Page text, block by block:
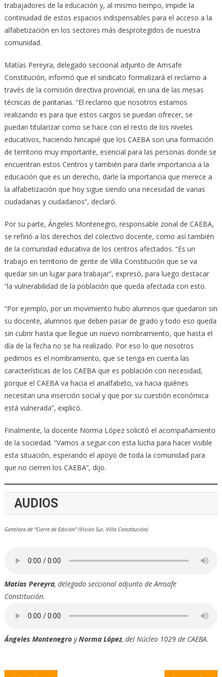
trabajadores de la educación y, al mismo tiempo, impide la
continuidad de estos espacios indispensables para el acceso a la
alfabetización en los sectores más desprotegidos de nuestra
comunidad.
Matías Pereyra, delegado seccional adjunto de Amsafe
Constitución, informó que el sindicato formalizará el reclamo a
través de la comisión directiva provincial, en una de las mesas
técnicas de paritarias. “El reclamo que nosotros estamos
realizando es para que estos cargos se puedan ofrecer, se
puedan titularizar como se hace con el resto de los niveles
educativos, haciendo hincapié que los CAEBA son una formación
de territorio muy importante, esencial para las personas donde se
encuentran estos Centros y también para darle importancia a la
educación que es un derecho, darle la importancia que merece a
la alfabetización que hoy sigue siendo una necesidad de varias
ciudadanas y ciudadanos”, declaró.
Por su parte, Ángeles Montenegro, responsable zonal de CAEBA,
se refirió a los derechos del colectivo docente, como así también
de la comunidad educativa de los centros afectados. “Es un
trabajo en territorio de gente de Villa Constitución que se va
quedar sin un lugar para trabajar”, expresó, para luego destacar
“la vulnerabilidad de la población que queda afectada con esto.
“Por ejemplo, por un movimiento hubo alumnos que quedaron sin
su docente, alumnos que deben pasar de grado y todo eso queda
sin cubrir hasta que llegue un nuevo nombramiento, que hasta el
día de la fecha no se ha realizado. Por eso lo que nosotros
pedimos es el nombramiento, que se tenga en cuenta las
características de los CAEBA que es población con necesidad,
porque el CAEBA va hacia el analfabeto, va hacia quiénes
necesitan una inserción social y que por su cuestión económica
está vulnerada”, explicó.
Finalmente, la docente Norma López solicitó el acompañamiento
de la sociedad. “Vamos a seguir con esta lucha para hacer visible
esta situación, esperando el apoyo de toda la comunidad para
que no cierren los CAEBA”, dijo.
AUDIOS
Gentileza de “Cierre de Edición” (Visión Sur, Villa Constitución)
Matías Pereyra, delegado seccional adjunto de Amsafe
Constitución.
Ángeles MontenegroyNorma López, del Núcleo 1029 de CAEBA.